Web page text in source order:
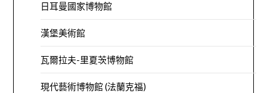
日耳曼國家博物館
漢堡美術館
瓦爾拉夫-里夏茨博物館
現代藝術博物館 (法蘭克福)